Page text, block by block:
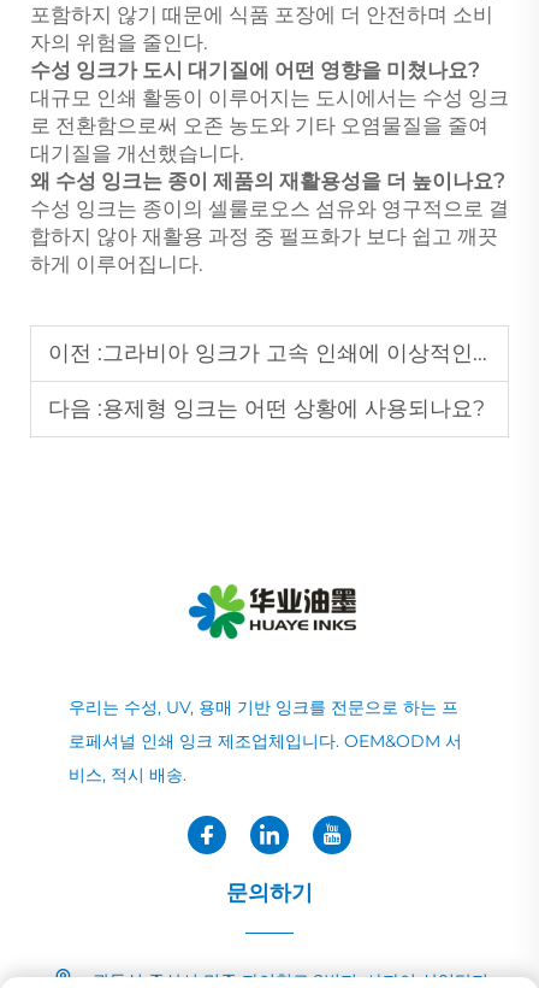
포함하지 않기 때문에 식품 포장에 더 안전하며 소비
자의 위험을 줄인다.
수성 잉크가 도시 대기질에 어떤 영향을 미쳤나요?
대규모 인쇄 활동이 이루어지는 도시에서는 수성 잉크
로 전환함으로써 오존 농도와 기타 오염물질을 줄여
대기질을 개선했습니다.
왜 수성 잉크는 종이 제품의 재활용성을 더 높이나요?
수성 잉크는 종이의 셀룰로오스 섬유와 영구적으로 결
합하지 않아 재활용 과정 중 펄프화가 보다 쉽고 깨끗
하게 이루어집니다.
이전 :그라비아 잉크가 고속 인쇄에 이상적인 이유는 무엇인가요?
다음 :용제형 잉크는 어떤 상황에 사용되나요?
우리는 수성, UV, 용매 기반 잉크를 전문으로 하는 프
로페셔널 인쇄 잉크 제조업체입니다. OEM&ODM 서
비스, 적시 배송.
문의하기
광둥성 중산시 민중 자이칭로 2번지, 샤자이 산업단지